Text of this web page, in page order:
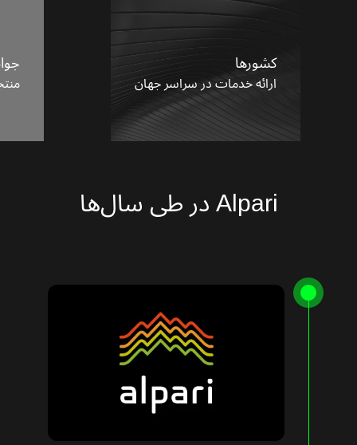
کشورها
ارائه خدمات در سراسر جهان
Alpari در طی سال‌ها